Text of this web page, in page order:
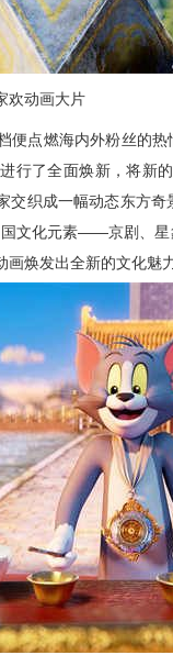
欢动画大片
便点燃海内外粉丝的
行了全面焕新，将新
织成一幅动态东方奇
文化元素——京剧、星
画焕发出全新的文化魅力